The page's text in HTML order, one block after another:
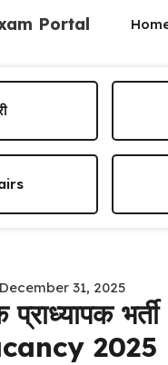
Portal
December 31, 2025
प्राध्यापक
2025